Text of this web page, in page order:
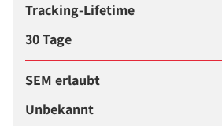
Tracking-Lifetime
30 Tage
SEM erlaubt
Unbekannt